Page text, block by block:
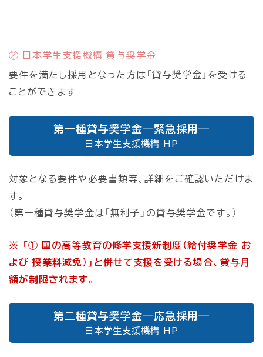
② 日本学生支援機構 貸与奨学金
要件を満たし採用となった方は「貸与奨学金」を受ける
ことができます
第一種貸与奨学金―緊急採用―
日本学生支援機構 HP
対象となる要件や必要書類等、詳細をご確認いただけま
す。
（第一種貸与奨学金は「無利子」の貸与奨学金です。）
※ 「① 国の高等教育の修学支援新制度（給付奨学金 お
よび 授業料減免）」と併せて支援を受ける場合、貸与月
額が制限されます。
第二種貸与奨学金―応急採用―
日本学生支援機構 HP